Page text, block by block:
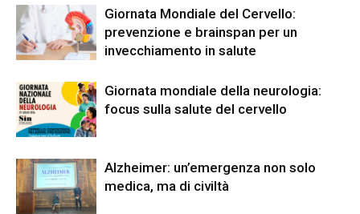
Giornata Mondiale del Cervello:
prevenzione e brainspan per un
invecchiamento in salute
Giornata mondiale della neurologia:
focus sulla salute del cervello
Alzheimer: un’emergenza non solo
medica, ma di civiltà